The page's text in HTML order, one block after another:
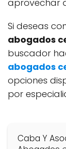
aprovechar
Si deseas
abogados
buscador
abogados
opciones
por
Caba Y